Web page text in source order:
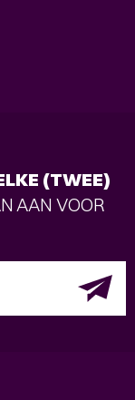
(TWEE)
AAN VOOR